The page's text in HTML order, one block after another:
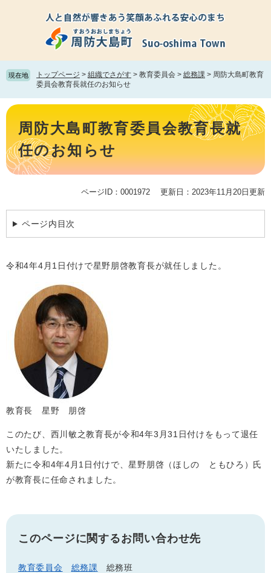
頭
で
飛
ば
て
現在地 トップページ > 組織でさがす > 教育委員会 > 総務課 > 周防大島町教育
委員会教育長就任のお知らせ
本
周防大島町教育委員会教育長就
任のお知らせ
ページID：0001972 更新日：2023年11月20日更新
ページ内目次
令和4年4月1日付けで星野朋啓教育長が就任しました。
教育長 星野 朋啓
このたび、西川敏之教育長が令和4年3月31日付けをもって退任
いたしました。
新たに令和4年4月1日付けで、星野朋啓（ほしの ともひろ）氏
が教育長に任命されました。
このページに関するお問い合わせ先
教育委員会 総務課
総務班